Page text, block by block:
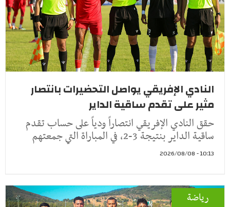
النادي الإفريقي يواصل التحضيرات بانتصار
مثير على تقدم ساقية الداير
حقق النادي الإفريقي انتصاراً ودياً على حساب تقدم
ساقية الداير بنتيجة 3-2، في المباراة التي جمعتهم
10:13 - 2026/08/08
رياضة